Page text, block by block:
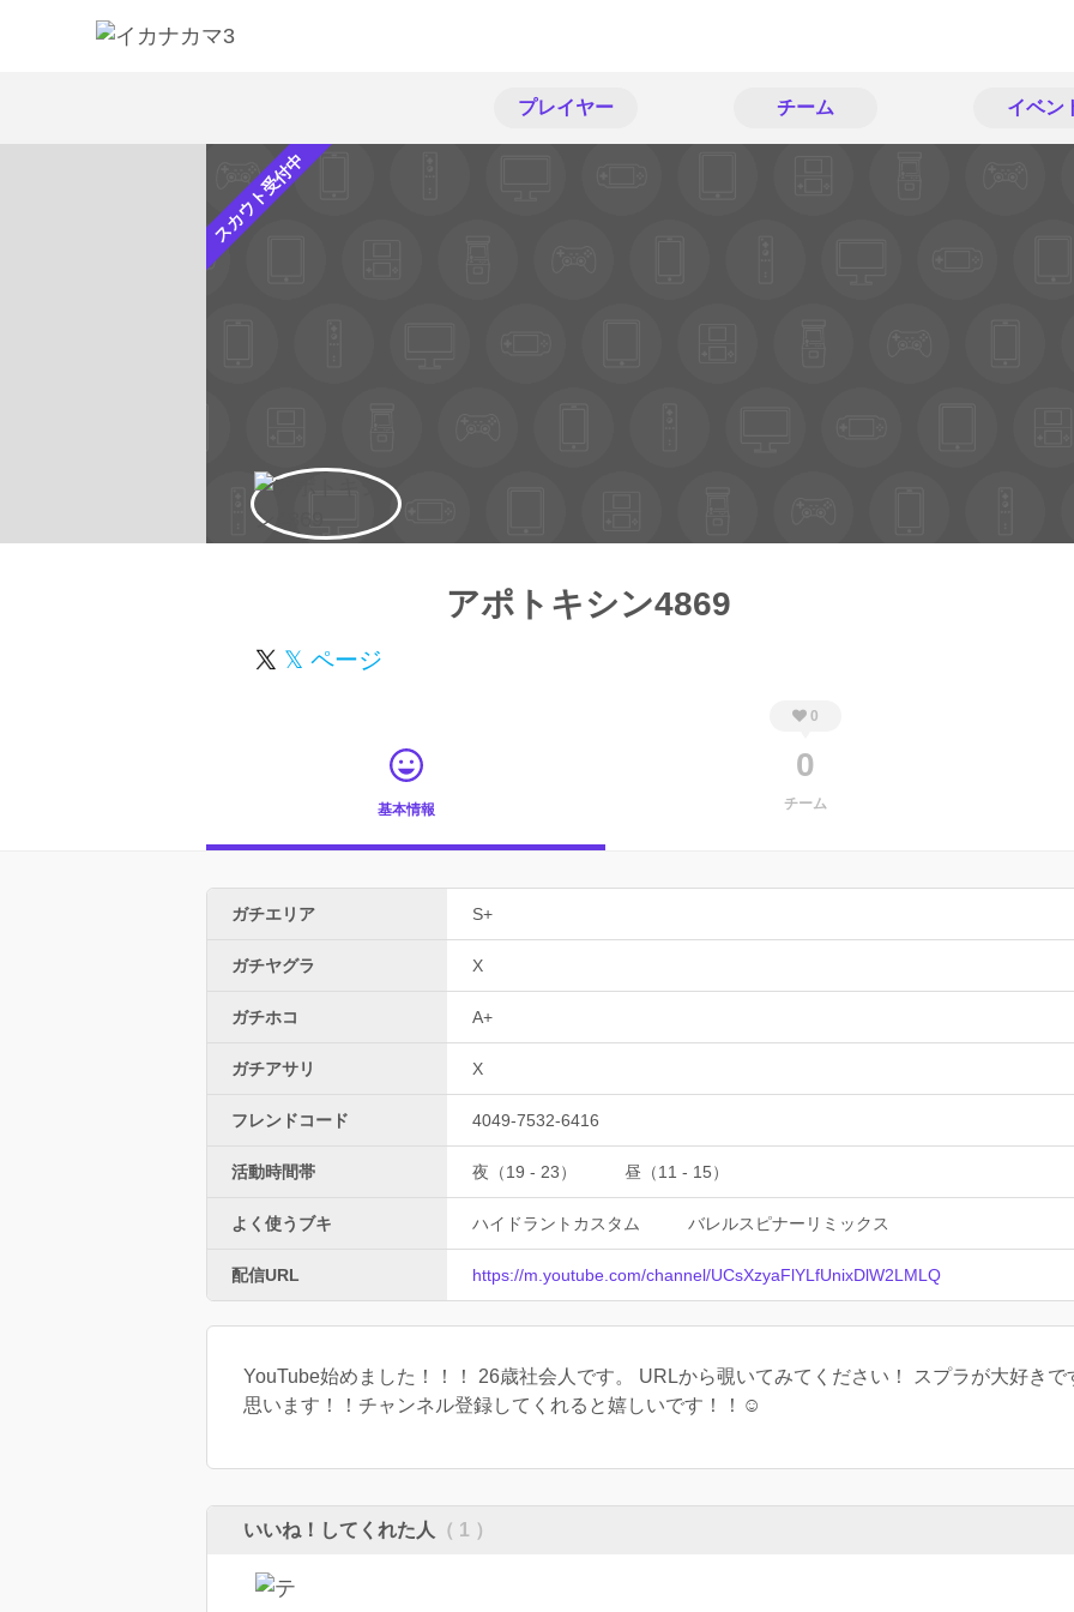
プレイヤー チーム イベン
スカウト受付中
アポトキシン4869
𝕏 ページ
基本情報
0
0
チーム
ガチエリア S+
ガチヤグラ X
ガチホコ A+
ガチアサリ X
フレンドコード 4049-7532-6416
活動時間帯 夜（19 - 23） 昼（11 - 15）
よく使うブキ ハイドラントカスタム バレルスピナーリミックス
配信URL https://m.youtube.com/channel/UCsXzyaFlYLfUnixDlW2LMLQ
YouTube始めました！！！ 26歳社会人です。 URLから覗いてみてください！ スプラが大好き
思います！！チャンネル登録してくれると嬉しいです！！☺️
いいね！してくれた人 （ 1 ）